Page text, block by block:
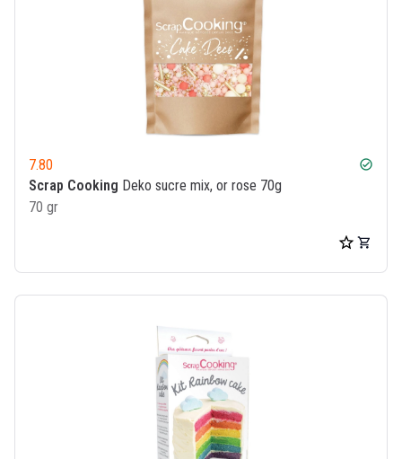
7.80 check_circle
Scrap Cooking Deko sucre mix, or rose 70g
70 gr